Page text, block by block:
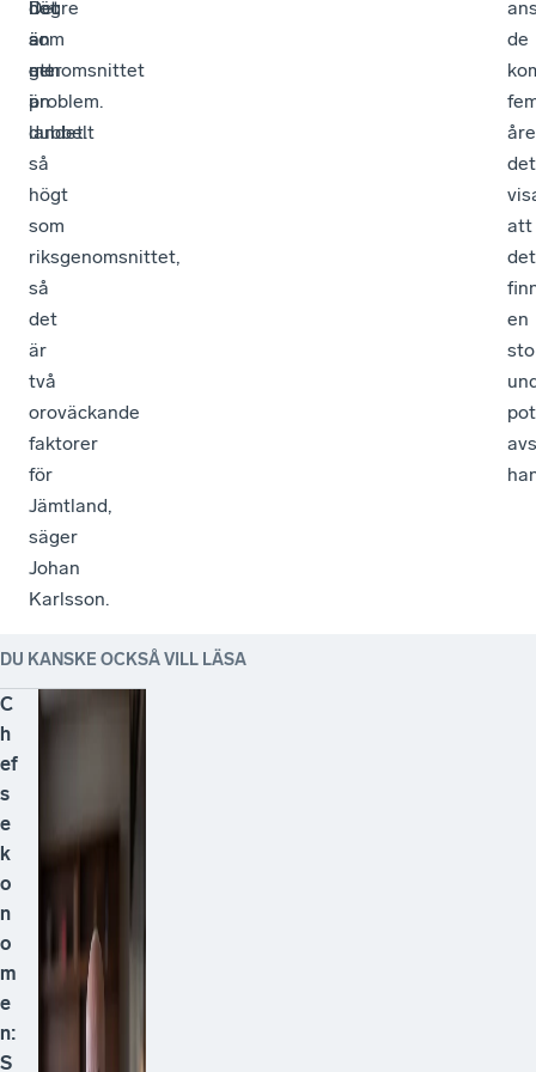
det
som
ett
problem.
högre
än
genomsnittet
i
landet.
Det
är
mer
än
dubbelt
så
högt
som
riksgenomsnittet,
så
det
är
två
oroväckande
faktorer
för
Jämtland,
säger
Johan
Karlsson.
de
det
att
det
en
DU KANSKE OCKSÅ VILL LÄSA
C
h
ef
s
e
k
o
n
o
m
e
n:
S